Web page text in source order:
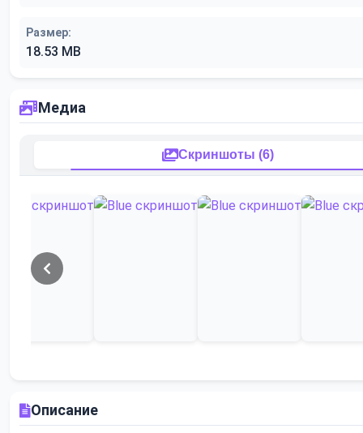
Размер:
18.53 MB
Медиа
Скриншоты (6)
Описание